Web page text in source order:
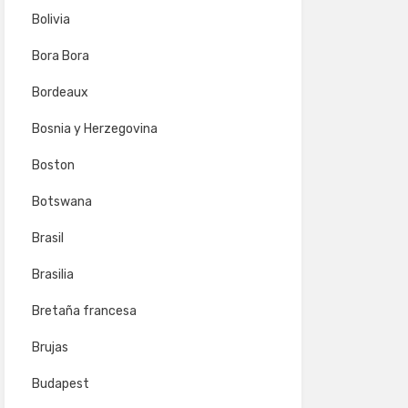
Bolivia
Bora Bora
Bordeaux
Bosnia y Herzegovina
Boston
Botswana
Brasil
Brasilia
Bretaña francesa
Brujas
Budapest